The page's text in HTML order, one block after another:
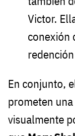
Victor.
conexión
En conjunto,
prometen
visualmente